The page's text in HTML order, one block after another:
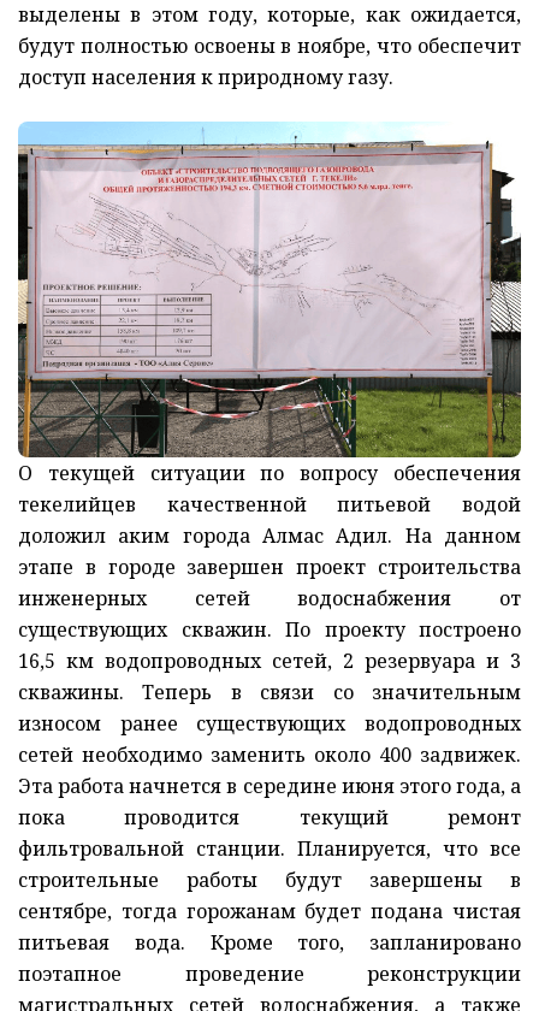
выделены в этом году, которые, как ожидается,
будут полностью освоены в ноябре, что обеспечит
доступ населения к природному газу.
О текущей ситуации по вопросу обеспечения
текелийцев качественной питьевой водой
доложил аким города Алмас Адил. На данном
этапе в городе завершен проект строительства
инженерных сетей водоснабжения от
существующих скважин. По проекту построено
16,5 км водопроводных сетей, 2 резервуара и 3
скважины. Теперь в связи со значительным
износом ранее существующих водопроводных
сетей необходимо заменить около 400 задвижек.
Эта работа начнется в середине июня этого года, а
пока проводится текущий ремонт
фильтровальной станции. Планируется, что все
строительные работы будут завершены в
сентябре, тогда горожанам будет подана чистая
питьевая вода. Кроме того, запланировано
поэтапное проведение реконструкции
магистральных сетей водоснабжения, а также